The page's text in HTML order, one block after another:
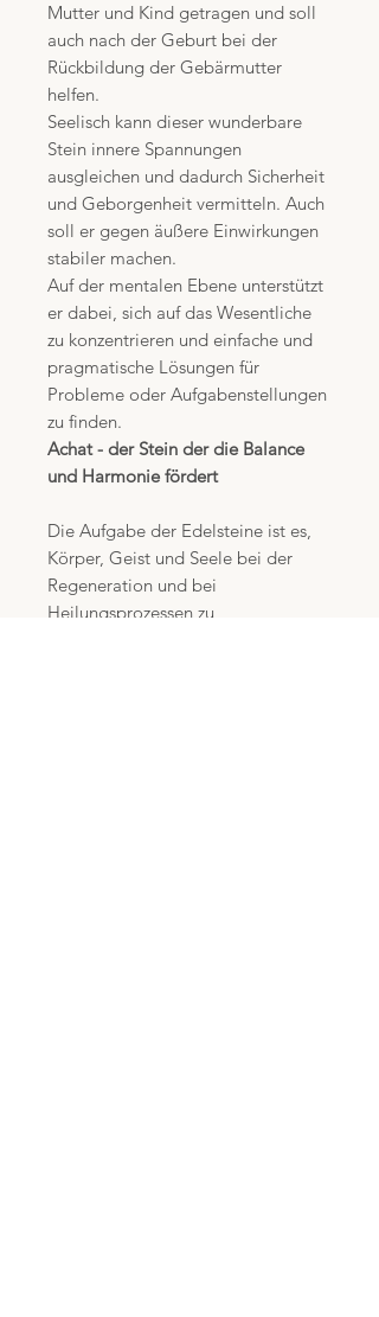
Mutter und Kind getragen und soll
auch nach der Geburt bei der
Rückbildung der Gebärmutter
helfen.
Seelisch kann dieser wunderbare
Stein innere Spannungen
ausgleichen und dadurch Sicherheit
und Geborgenheit vermitteln. Auch
soll er gegen äußere Einwirkungen
stabiler machen.
Auf der mentalen Ebene unterstützt
er dabei, sich auf das Wesentliche
zu konzentrieren und einfache und
pragmatische Lösungen für
Probleme oder Aufgabenstellungen
zu finden.
Achat - der Stein der die Balance
und Harmonie fördert
Die Aufgabe der Edelsteine ist es,
Körper, Geist und Seele bei der
Regeneration und bei
Heilungsprozessen zu